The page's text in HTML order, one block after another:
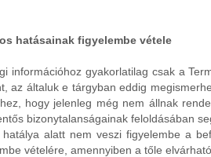
hatásainak figyelembe vétele
gyakorlatilag csak a
az általuk e tárgyban eddig
hogy jelenleg még nem állnak
bizonytalanságainak feloldásában
alatt nem veszi figyelembe a
vételére, amennyiben a tőle